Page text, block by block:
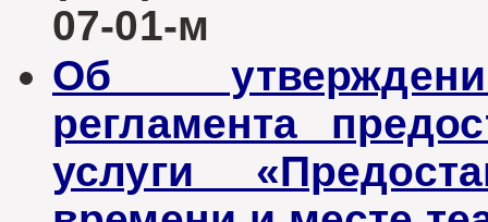
07-01-м
Об
регламента
услуги